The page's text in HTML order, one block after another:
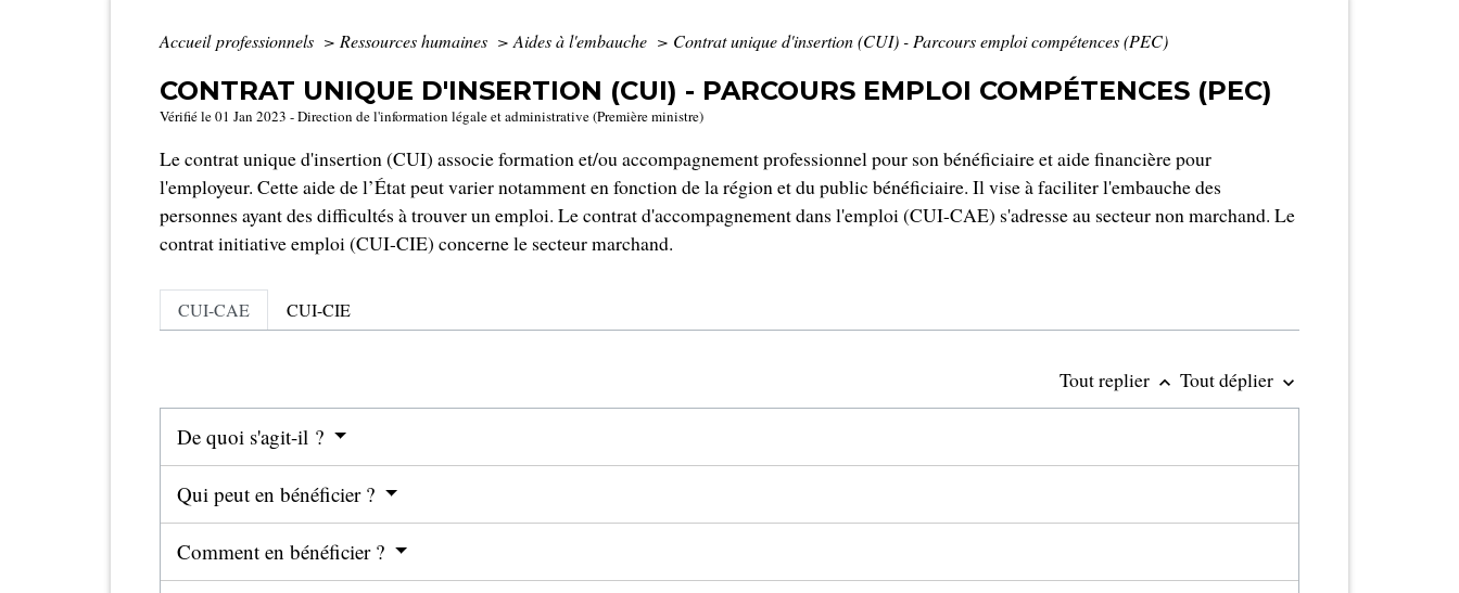
Accueil professionnels > Ressources humaines > Aides à l'embauche > Contrat unique d'insertion (CUI) - Parcours emploi compétences (PEC)
CONTRAT UNIQUE D'INSERTION (CUI) - PARCOURS EMPLOI COMPÉTENCES (PEC)
Vérifié le 01 Jan 2023 - Direction de l'information légale et administrative (Première ministre)
Le contrat unique d'insertion (CUI) associe formation et/ou accompagnement professionnel pour son bénéficiaire et aide financière pour
l'employeur. Cette aide de l’État peut varier notamment en fonction de la région et du public bénéficiaire. Il vise à faciliter l'embauche des
personnes ayant des difficultés à trouver un emploi. Le contrat d'accompagnement dans l'emploi (CUI-CAE) s'adresse au secteur non marchand. Le
contrat initiative emploi (CUI-CIE) concerne le secteur marchand.
CUI-CAE CUI-CIE
Tout replier keyboard_arrow_up Tout déplier keyboard_arrow_down
De quoi s'agit-il ?
Qui peut en bénéficier ?
Comment en bénéficier ?